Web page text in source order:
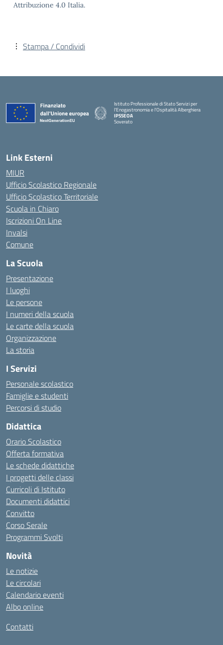
Attribuzione 4.0 Italia.
Stampa / Condividi
Istituto Professionale di Stato Servizi per
l'Enogastronomia e l'Ospitalità Alberghiera
IPSSEOA
Soverato
Link Esterni
MIUR
Ufficio Scolastico Regionale
Ufficio Scolastico Territoriale
Scuola in Chiaro
Iscrizioni On Line
Invalsi
Comune
La Scuola
Presentazione
I luoghi
Le persone
I numeri della scuola
Le carte della scuola
Organizzazione
La storia
I Servizi
Personale scolastico
Famiglie e studenti
Percorsi di studio
Didattica
Orario Scolastico
Offerta formativa
Le schede didattiche
I progetti delle classi
Curricoli di Istituto
Documenti didattici
Convitto
Corso Serale
Programmi Svolti
Novità
Le notizie
Le circolari
Calendario eventi
Albo online
Contatti